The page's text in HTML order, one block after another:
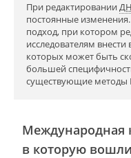
При редактировании
постоянные
подход, при котором
исследователям
которых может быть
большей
существующие методы
Международная
в которую